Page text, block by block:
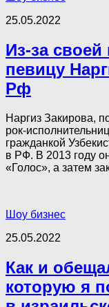
25.05.2022
Из-за
певицу
Рф
Наргиз Закирова,
рок-
гражданкой
в PФ. В 2013 году
«Голос», а затем
Шоу бизнес
25.05.2022
Как и
которую я